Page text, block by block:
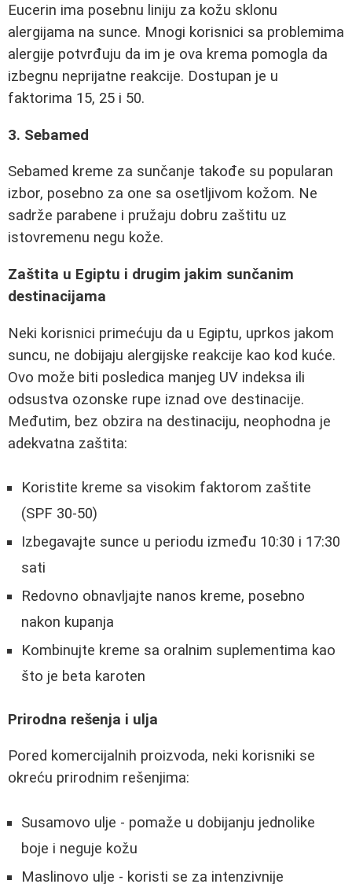
Eucerin ima posebnu liniju za kožu sklonu
alergijama na sunce. Mnogi korisnici sa problemima
alergije potvrđuju da im je ova krema pomogla da
izbegnu neprijatne reakcije. Dostupan je u
faktorima 15, 25 i 50.
3. Sebamed
Sebamed kreme za sunčanje takođe su popularan
izbor, posebno za one sa osetljivom kožom. Ne
sadrže parabene i pružaju dobru zaštitu uz
istovremenu negu kože.
Zaštita u Egiptu i drugim jakim sunčanim
destinacijama
Neki korisnici primećuju da u Egiptu, uprkos jakom
suncu, ne dobijaju alergijske reakcije kao kod kuće.
Ovo može biti posledica manjeg UV indeksa ili
odsustva ozonske rupe iznad ove destinacije.
Međutim, bez obzira na destinaciju, neophodna je
adekvatna zaštita:
Koristite kreme sa visokim faktorom zaštite
(SPF 30-50)
Izbegavajte sunce u periodu između 10:30 i 17:30
sati
Redovno obnavljajte nanos kreme, posebno
nakon kupanja
Kombinujte kreme sa oralnim suplementima kao
što je beta karoten
Prirodna rešenja i ulja
Pored komercijalnih proizvoda, neki korisniki se
okreću prirodnim rešenjima:
Susamovo ulje - pomaže u dobijanju jednolike
boje i neguje kožu
Maslinovo ulje - koristi se za intenzivnije